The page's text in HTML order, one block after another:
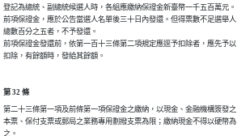
登記為總統、副總統候選人時，各組應繳納保證金新臺幣一千五百萬元。
前項保證金，應於公告當選人名單後三十日內發還。但得票數不足選舉人
總數百分之五者，不予發還。
前項保證金發還前，依第一百十三條第二項規定應逕予扣除者，應先予以
扣除，有餘額時，發給其餘額。
第 32 條
第二十三條第一項及前條第一項保證金之繳納，以現金、金融機構簽發之
本票、保付支票或郵局之業務專用劃撥支票為限；繳納現金不得以硬幣為
之。